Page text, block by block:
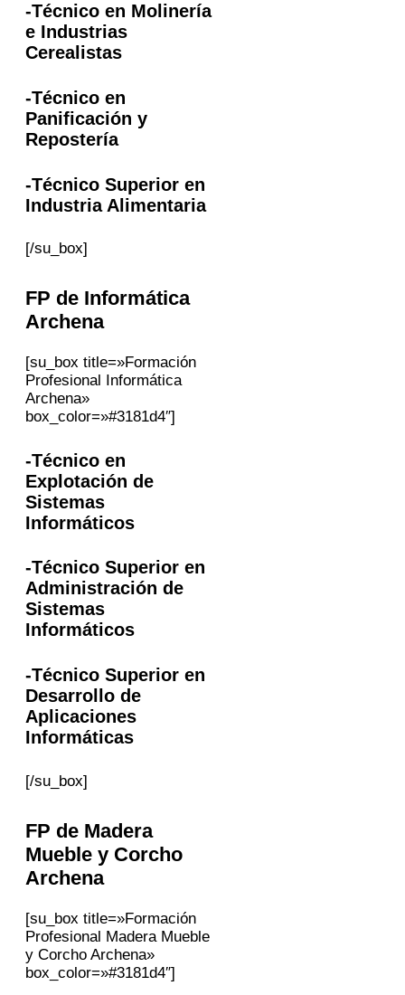
-Técnico en Molinería
e Industrias
Cerealistas
-Técnico en
Panificación y
Repostería
-Técnico Superior en
Industria Alimentaria
[/su_box]
FP de Informática
Archena
[su_box title=»Formación
Profesional Informática
Archena»
box_color=»#3181d4″]
-Técnico en
Explotación de
Sistemas
Informáticos
-Técnico Superior en
Administración de
Sistemas
Informáticos
-Técnico Superior en
Desarrollo de
Aplicaciones
Informáticas
[/su_box]
FP de Madera
Mueble y Corcho
Archena
[su_box title=»Formación
Profesional Madera Mueble
y Corcho Archena»
box_color=»#3181d4″]